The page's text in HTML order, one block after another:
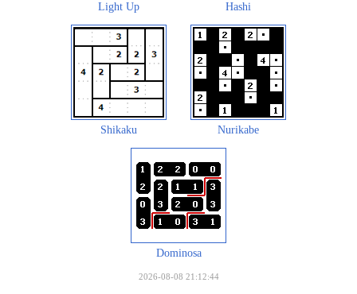
Light Up Hashi
Shikaku Nurikabe
Dominosa
2026-08-08 21:12:44